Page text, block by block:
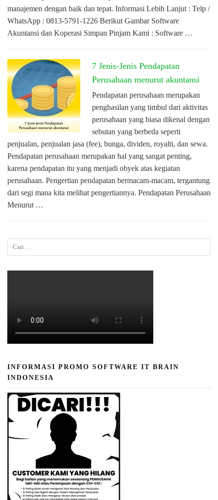
manajemen dengan baik dan tepat. Informasi Lebih Lanjut : Telp /
WhatsApp : 0813-5791-1226 Berikut Gambar Software
Akuntansi dan Koperasi Simpan Pinjam Kami : Software …
7 Jenis-Jenis Pendapatan
Perusahaan menurut akuntansi
Pendapatan perusahaan merupakan
penghasilan yang timbul dari aktivitas
perusahaan yang biasa dikenal dengan
sebutan yang berbeda seperti
penjualan, penjualan jasa (fee), bunga, dividen, royalti, dan sewa.
Pendapatan perusahaan merupakan hal yang sangat penting,
karena pendapatan itu yang menjadi obyek atas kegiatan
perusahaan. Pengertian pendapatan bermacam-macam, tergantung
dari segi mana kita melihat pengertiannya. Pendapatan Perusahaan
Menurut …
INFORMASI PROMO SOFTWARE IT BRAIN
INDONESIA